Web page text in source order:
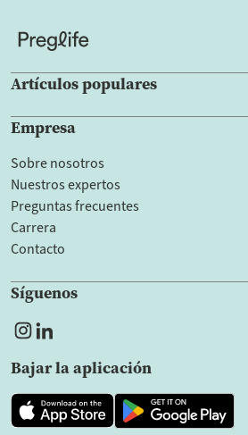
Artículos populares
Empresa
Sobre nosotros
Nuestros expertos
Preguntas frecuentes
Carrera
Contacto
Síguenos
Bajar la aplicación